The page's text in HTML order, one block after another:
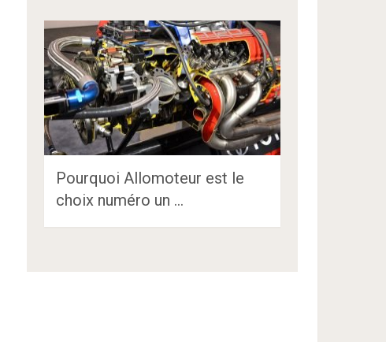
Pourquoi Allomoteur est le
choix numéro un …